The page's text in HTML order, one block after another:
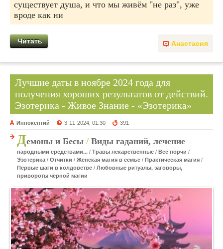
существует душа, и что мы живём "не раз", уже
вроде как ни
Анастасия
Читать
Лучшие даты в ноябре 2024 года для
получения хороших результатов от действий.
Эзотерика - Живое Знание - «Эзотерика»
Иннокентий 3-11-2024, 01:30 391
Демоны и Бесы / Виды гаданий, лечение
народными средствами... / Травы лекарственные / Все порчи /
Эзотерика / Отчитки / Женская магия в семье / Практическая магия /
Первые шаги в колдовстве / Любовные ритуалы, заговоры,
привороты чёрной магии